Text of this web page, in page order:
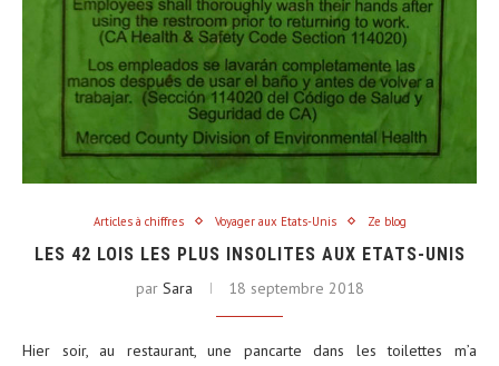
Articles à chiffres Voyager aux Etats-Unis Ze blog
LES 42 LOIS LES PLUS INSOLITES AUX ETATS-UNIS
par Sara 18 septembre 2018
Hier soir, au restaurant, une pancarte dans les toilettes m’a